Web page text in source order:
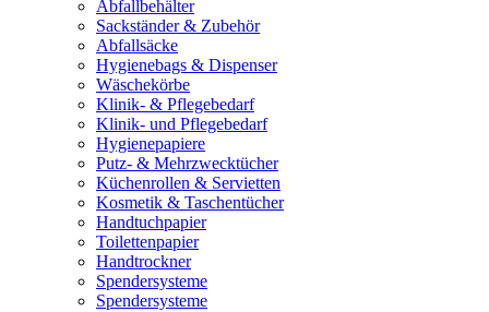
Abfallbehälter
Sackständer & Zubehör
Abfallsäcke
Hygienebags & Dispenser
Wäschekörbe
Klinik- & Pflegebedarf
Klinik- und Pflegebedarf
Hygienepapiere
Putz- & Mehrzwecktücher
Küchenrollen & Servietten
Kosmetik & Taschentücher
Handtuchpapier
Toilettenpapier
Handtrockner
Spendersysteme
Spendersysteme